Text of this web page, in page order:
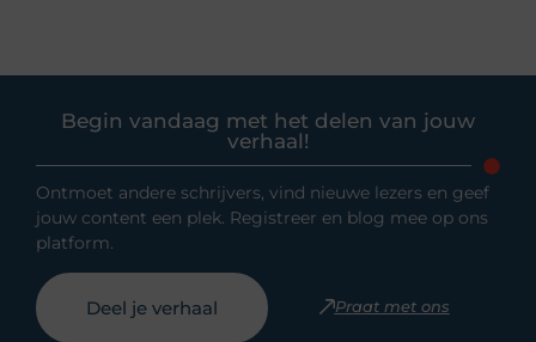
Begin vandaag met het delen van jouw
verhaal!
Ontmoet andere schrijvers, vind nieuwe lezers en geef
jouw content een plek. Registreer en blog mee op ons
platform.
Deel je verhaal Praat met ons